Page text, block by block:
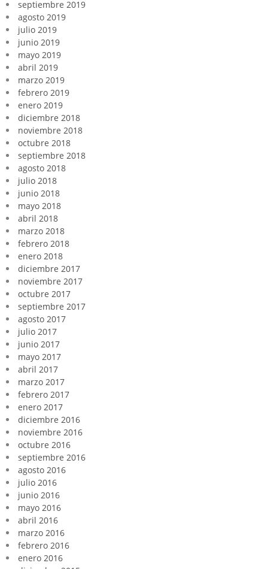
septiembre 2019
agosto 2019
julio 2019
junio 2019
mayo 2019
abril 2019
marzo 2019
febrero 2019
enero 2019
diciembre 2018
noviembre 2018
octubre 2018
septiembre 2018
agosto 2018
julio 2018
junio 2018
mayo 2018
abril 2018
marzo 2018
febrero 2018
enero 2018
diciembre 2017
noviembre 2017
octubre 2017
septiembre 2017
agosto 2017
julio 2017
junio 2017
mayo 2017
abril 2017
marzo 2017
febrero 2017
enero 2017
diciembre 2016
noviembre 2016
octubre 2016
septiembre 2016
agosto 2016
julio 2016
junio 2016
mayo 2016
abril 2016
marzo 2016
febrero 2016
enero 2016